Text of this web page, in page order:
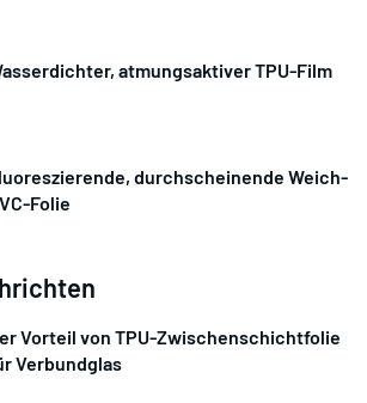
atmungsaktiver TPU-Film
durchscheinende Weich-
Folie
Vorteil von TPU-Zwischenschichtfolie
Verbundglas